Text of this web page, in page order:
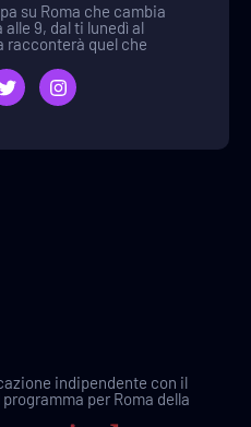
su Roma che cambia
9, dal ti lunedì al
racconterà quel che
indipendente con il
programma per Roma della